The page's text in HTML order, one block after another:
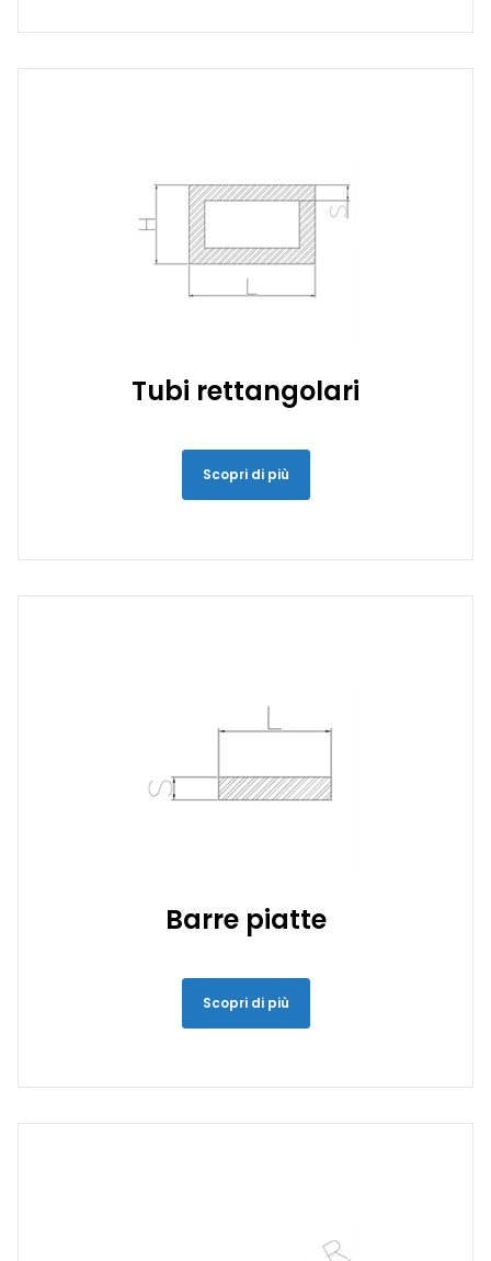
Tubi rettangolari
Scopri di più
Barre piatte
Scopri di più